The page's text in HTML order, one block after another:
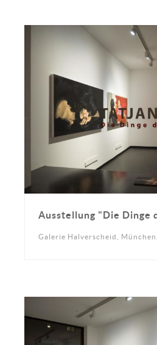
Ausstellung "Die Dinge
Galerie Halverscheid,